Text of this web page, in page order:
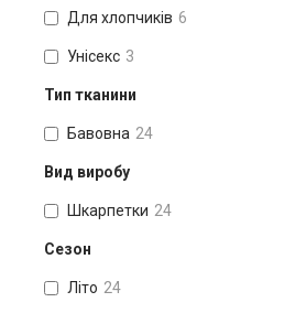
Для хлопчиків 6
Унісекс 3
Тип тканини
Бавовна 24
Вид виробу
Шкарпетки 24
Сезон
Літо 24